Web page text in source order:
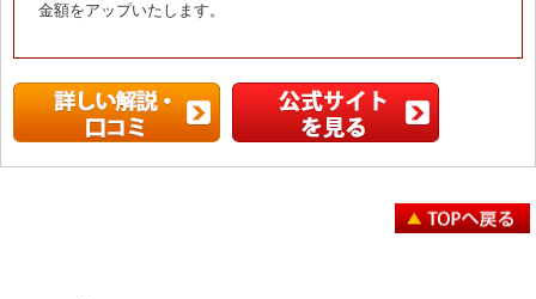
金額をアップいたします。